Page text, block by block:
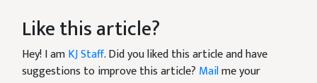
Like this article?
Hey! I amKJ Staff. Did you liked this article and have
suggestions to improve this article? Mailme your